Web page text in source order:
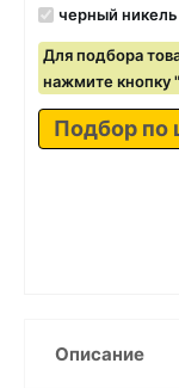
черный
Для подбора
нажмите кнопку
Подбор по
Описание